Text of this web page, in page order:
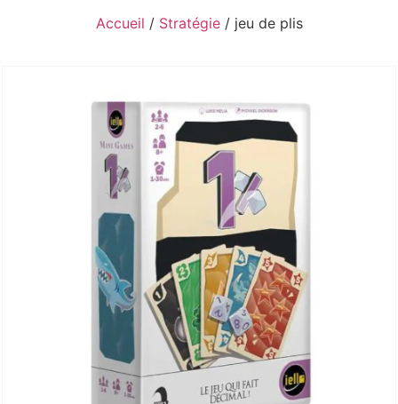
Accueil / Stratégie/ jeu de plis